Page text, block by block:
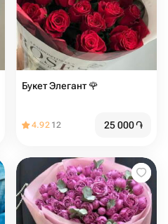
Букет Элегант 🌹
4.92 12 25 000֏